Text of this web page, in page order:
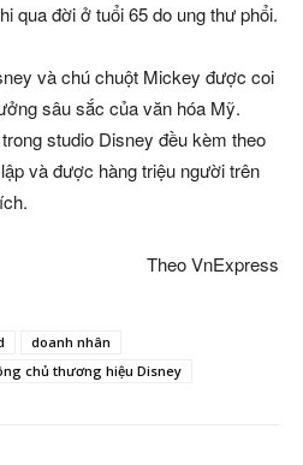
qua đời ở tuổi 65 do ung thư phổi.
và chú chuột Mickey được coi
sâu sắc của văn hóa Mỹ.
studio Disney đều kèm theo
và được hàng triệu người trên
Theo VnExpress
doanh nhân
chủ thương hiệu Disney